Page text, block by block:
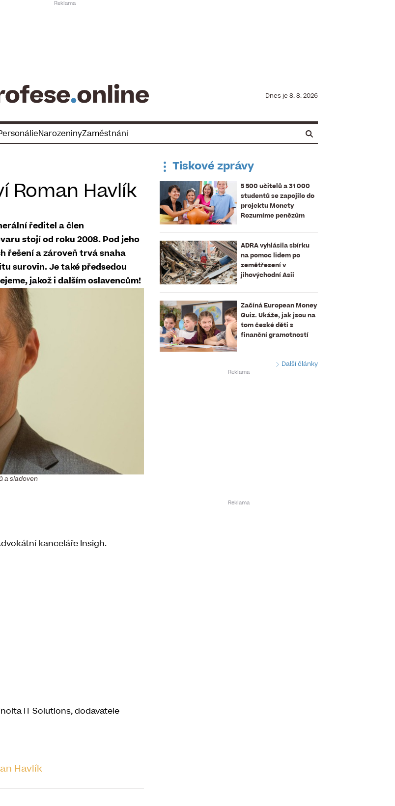
Dnes je 8. 8. 2026
NarozeninyZaměstnání
​Roman Havlík
ředitel a člen
stojí od roku 2008. Pod jeho
řešení a zároveň trvá snaha
surovin. Je také předsedou
jakož i dalším oslavencům!
a sladoven
kanceláře Insigh.
IT Solutions, dodavatele
Havlík
Tiskové zprávy
5 500 učitelů a 31 000
studentů se zapojilo do
projektu Monety
Rozumíme penězům
ADRA vyhlásila sbírku
na pomoc lidem po
zemětřesení v
jihovýchodní Asii
Začíná European Money
Quiz. Ukáže, jak jsou na
tom české děti s
finanční gramotností
Další články